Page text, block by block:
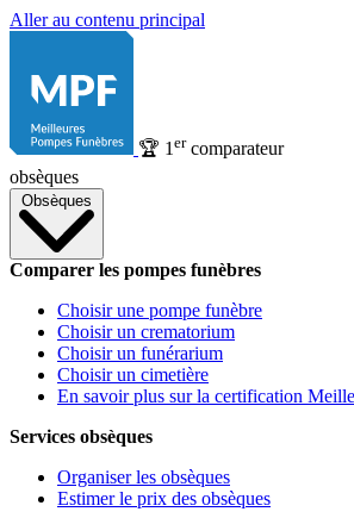
Aller au contenu principal
🏆 1 ercomparateur
obsèques
Obsèques
Comparer les pompes funèbres
Choisir une pompe funèbre
Choisir un crematorium
Choisir un funérarium
Choisir un cimetière
En savoir plus sur la certification
Services obsèques
Organiser les obsèques
Estimer le prix des obsèques